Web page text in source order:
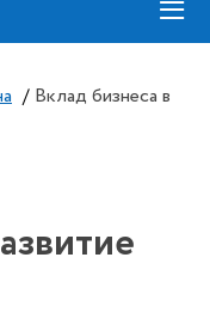
/ Вклад бизнеса в